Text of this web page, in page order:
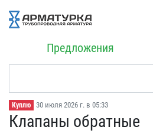
Предложения
Куплю 30 июля 2026 г. в 05:33
Клапаны обратные